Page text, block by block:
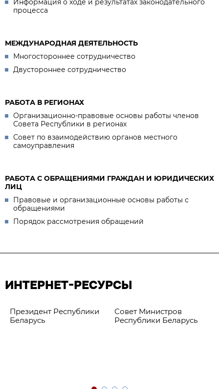
Информация о ходе и результатах законодательного
процесса
МЕЖДУНАРОДНАЯ ДЕЯТЕЛЬНОСТЬ
Многостороннее сотрудничество
Двустороннее сотрудничество
РАБОТА В РЕГИОНАХ
Организационно-правовые основы работы членов
Совета Республики в регионах
Совет по взаимодействию органов местного
самоуправления
РАБОТА С ОБРАЩЕНИЯМИ ГРАЖДАН И ЮРИДИЧЕСКИХ
ЛИЦ
Правовые и организационные основы работы с
обращениями
Порядок рассмотрения обращений
ИНТЕРНЕТ-РЕСУРСЫ
Президент Республики
Беларусь
Совет Министров
Республики Беларусь